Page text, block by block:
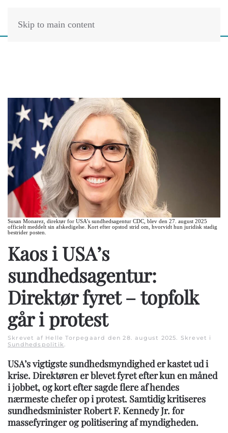
Skip to main content
Susan Monarez, direktør for USA’s sundhedsagentur CDC, blev den 27. august 2025
officielt meddelt sin afskedigelse. Kort efter opstod strid om, hvorvidt hun juridisk stadig
bestrider posten.
Kaos i USA’s
sundhedsagentur:
Direktør fyret – topfolk
går i protest
Skrevet af Helle Torpegaard den28. august 2025. Skrevet i
Sundhedspolitik.
USA’s vigtigste sundhedsmyndighed er kastet ud i
krise. Direktøren er blevet fyret efter kun en måned
i jobbet, og kort efter sagde flere af hendes
nærmeste chefer op i protest. Samtidig kritiseres
sundhedsminister Robert F. Kennedy Jr. for
massefyringer og politisering af myndigheden.